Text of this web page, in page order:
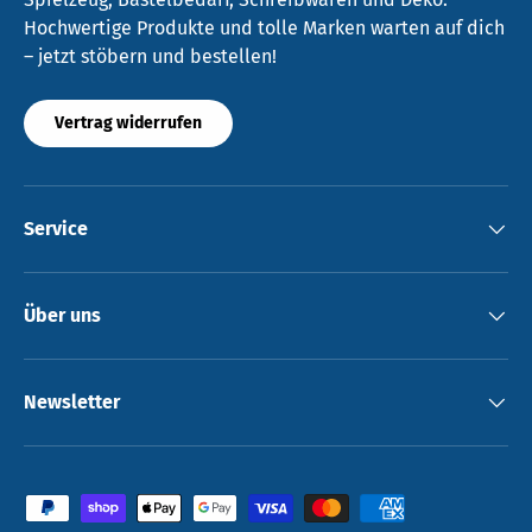
Hochwertige Produkte und tolle Marken warten auf dich
– jetzt stöbern und bestellen!
Vertrag widerrufen
Service
Über uns
Newsletter
Zahlungsmethoden